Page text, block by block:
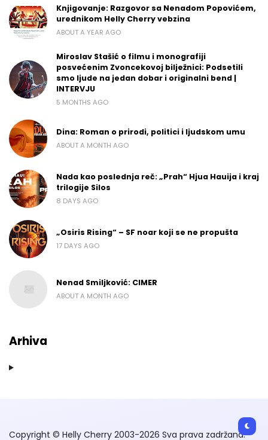
Knjigovanje: Razgovor sa Nenadom Popovićem,
urednikom Helly Cherry vebzina
ABOUT A YEAR AGO
Miroslav Stašić o filmu i monografiji
posvećenim Zvoncekovoj bilježnici: Podsetili
smo ljude na jedan dobar i originalni bend |
INTERVJU
5 MONTHS AGO
Dina: Roman o prirodi, politici i ljudskom umu
ABOUT A MONTH AGO
Nada kao poslednja reč: „Prah“ Hjua Hauija i kraj
trilogije Silos
8 DAYS AGO
„Osiris Rising“ – SF noar koji se ne propušta
17 DAYS AGO
Nenad Smiljković: CIMER
ABOUT A MONTH AGO
Arhiva
Copyright © Helly Cherry 2003-2026 Sva prava zadržana.